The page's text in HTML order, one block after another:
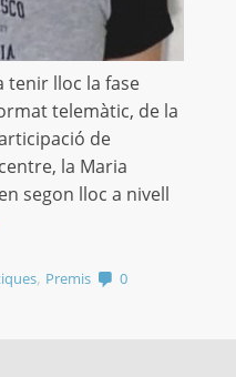
tenir lloc la fase
telemàtic, de la
de
la Maria
segon lloc a nivell
, Premis 0